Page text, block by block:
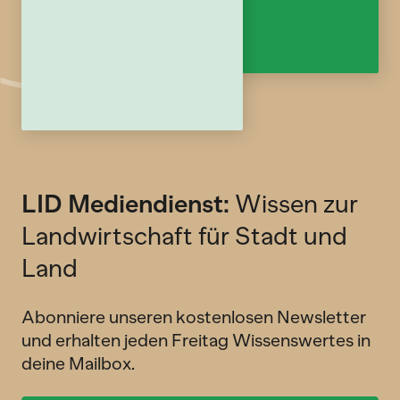
LID Mediendienst: Wissen zur
Landwirtschaft für Stadt und
Land
Abonniere unseren kostenlosen Newsletter
und erhalten jeden Freitag Wissenswertes in
deine Mailbox.